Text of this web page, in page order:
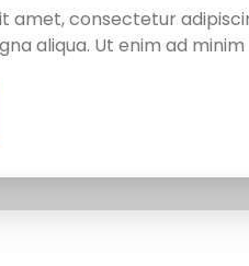
amet, consectetur
aliqua. Ut enim ad minim